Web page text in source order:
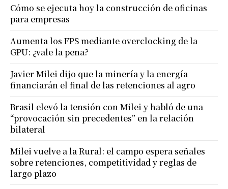
Cómo se ejecuta hoy la construcción de oficinas
para empresas
Aumenta los FPS mediante overclocking de la
GPU: ¿vale la pena?
Javier Milei dijo que la minería y la energía
financiarán el final de las retenciones al agro
Brasil elevó la tensión con Milei y habló de una
“provocación sin precedentes” en la relación
bilateral
Milei vuelve a la Rural: el campo espera señales
sobre retenciones, competitividad y reglas de
largo plazo